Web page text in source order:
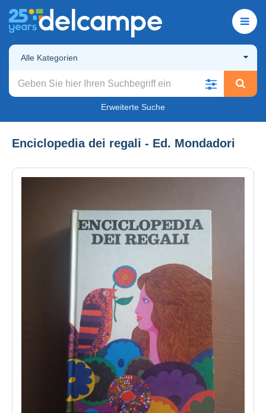
Alle Kategorien
Erweiterte Suche
Enciclopedia dei regali - Ed. Mondadori